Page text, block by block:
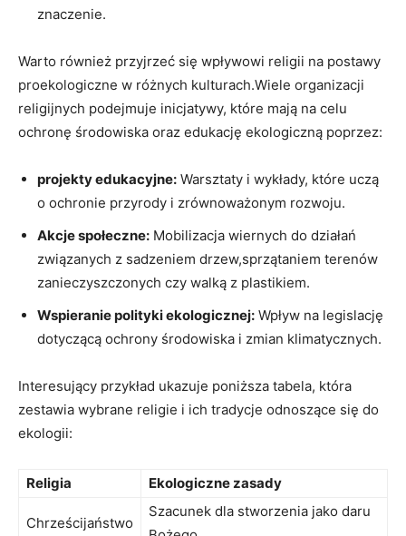
znaczenie.
Warto również przyjrzeć‍ się wpływowi religii ⁢na postawy
⁣proekologiczne ‍w różnych ⁣kulturach.Wiele organizacji
‍religijnych podejmuje inicjatywy, które mają⁢ na celu
‌ochronę ⁤środowiska oraz edukację ekologiczną poprzez:
projekty ​edukacyjne: Warsztaty i wykłady,⁢ które uczą
o ochronie przyrody ⁢i zrównoważonym rozwoju.
Akcje społeczne: Mobilizacja ⁢wiernych do działań⁣
związanych z sadzeniem drzew,sprzątaniem terenów
zanieczyszczonych czy⁣ walką z plastikiem.
Wspieranie ​polityki ekologicznej: Wpływ na legislację
dotyczącą​ ochrony środowiska⁣ i zmian klimatycznych.
Interesujący przykład⁣ ukazuje poniższa tabela, która
zestawia wybrane religie‍ i ich​ tradycje​ odnoszące‌ się ⁤do
ekologii:
Religia Ekologiczne zasady
Chrześcijaństwo
Szacunek dla stworzenia​ jako daru